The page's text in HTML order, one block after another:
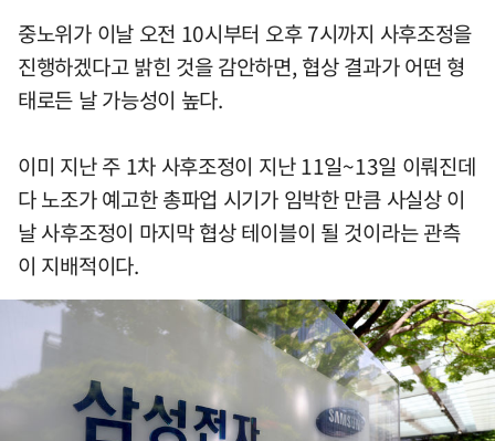
중노위가 이날 오전 10시부터 오후 7시까지 사후조정을
진행하겠다고 밝힌 것을 감안하면, 협상 결과가 어떤 형
태로든 날 가능성이 높다.
이미 지난 주 1차 사후조정이 지난 11일~13일 이뤄진데
다 노조가 예고한 총파업 시기가 임박한 만큼 사실상 이
날 사후조정이 마지막 협상 테이블이 될 것이라는 관측
이 지배적이다.